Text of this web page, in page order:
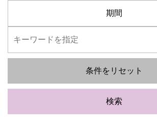
期間
条件をリセット
検索